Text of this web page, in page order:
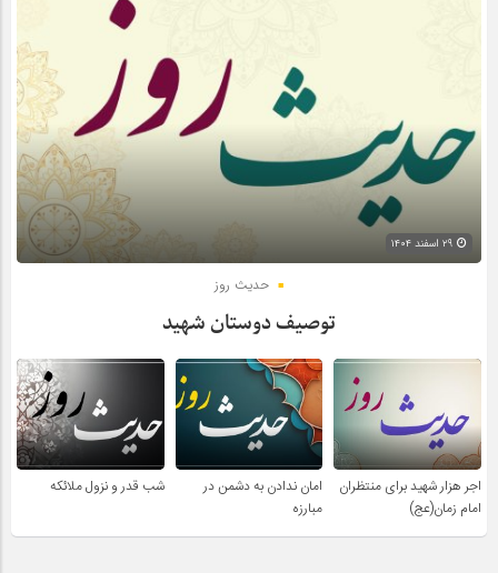
حدیث روز
توصیف دوستان شهید
اجر هزار شهید برای منتظران
امام زمان(عج)
امان ندادن به دشمن در
مبارزه
شب قدر و نزول ملائکه